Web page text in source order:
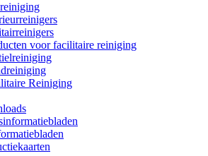
voor facilitaire reiniging
Reiniging